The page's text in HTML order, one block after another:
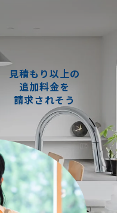
見積もり以上の
追加料金を
請求されそう